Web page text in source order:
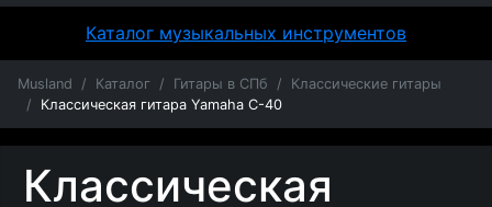
Каталог музыкальных инструментов
Musland Каталог Гитары в СПб
Классические гитары
Классическая гитара Yamaha C-40
Классическая